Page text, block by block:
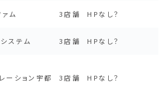
ァム 3店舗 HPなし？
システム 3店舗 HPなし？
ーション宇都 3店舗 HPなし？